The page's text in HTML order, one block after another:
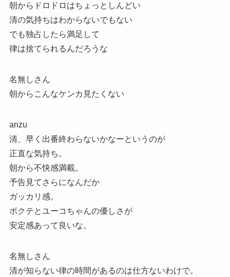
朝からドロドロはちょっとしんどい
清の気持ちはわからないでもない
でも独占したら満足して
律は捨てられるんだろうな
名無しさん
朝からこんなケンカ見たくない
anzu
清、早く出番終わらないかなーというのが
正直な気持ち。
朝から不快感満載。
予告見てさらになんだか
ガッカリ感。
ボクテとユーコちゃんの優しさが
安定感あって良いな。
名無しさん
清が知らない律の時間があるのは仕方ないわけで。